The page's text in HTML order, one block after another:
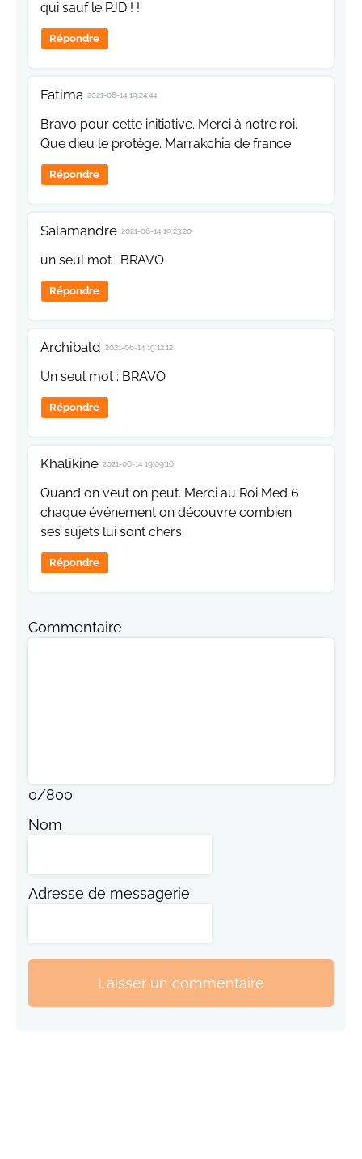
qui sauf le PJD ! !
Répondre
Fatima 2021-06-14 19:24:44
Bravo pour cette initiative. Merci à notre roi.
Que dieu le protège. Marrakchia de france
Répondre
Salamandre 2021-06-14 19:23:20
un seul mot : BRAVO
Répondre
Archibald 2021-06-14 19:12:12
Un seul mot : BRAVO
Répondre
Khalikine 2021-06-14 19:09:16
Quand on veut on peut. Merci au Roi Med 6
chaque événement on découvre combien
ses sujets lui sont chers.
Répondre
Commentaire
0/800
Nom
Adresse de messagerie
Laisser un commentaire